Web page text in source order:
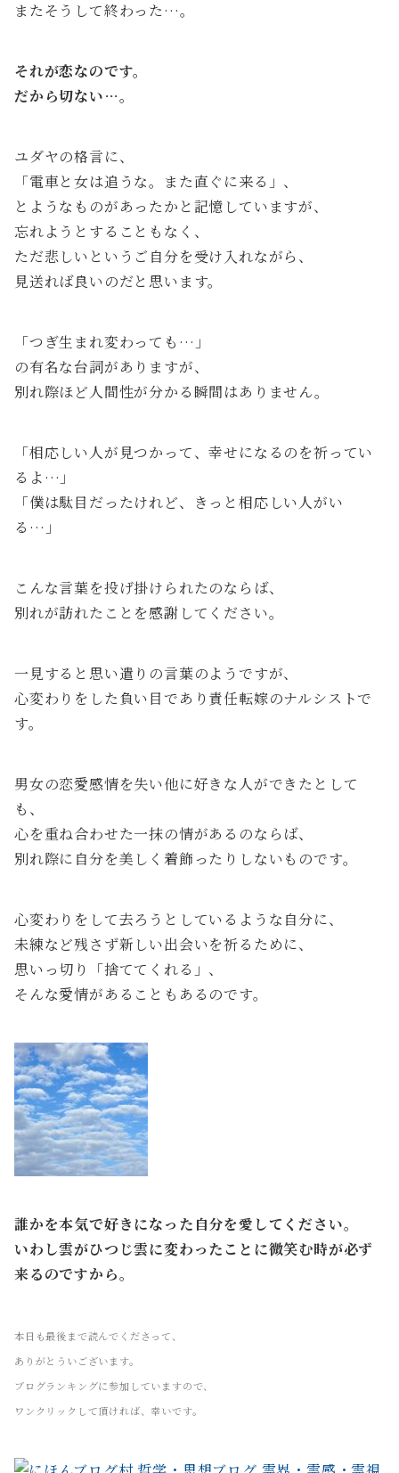
またそうして終わった…。
それが恋なのです。
だから切ない…。
ユダヤの格言に、
「電車と女は追うな。また直ぐに来る」、
とようなものがあったかと記憶していますが、
忘れようとすることもなく、
ただ悲しいというご自分を受け入れながら、
見送れば良いのだと思います。
「つぎ生まれ変わっても…」
の有名な台詞がありますが、
別れ際ほど人間性が分かる瞬間はありません。
「相応しい人が見つかって、幸せになるのを祈ってい
るよ…」
「僕は駄目だったけれど、きっと相応しい人がい
る…」
こんな言葉を投げ掛けられたのならば、
別れが訪れたことを感謝してください。
一見すると思い遣りの言葉のようですが、
心変わりをした負い目であり責任転嫁のナルシストで
す。
男女の恋愛感情を失い他に好きな人ができたとして
も、
心を重ね合わせた一抹の情があるのならば、
別れ際に自分を美しく着飾ったりしないものです。
心変わりをして去ろうとしているような自分に、
未練など残さず新しい出会いを祈るために、
思いっ切り「捨ててくれる」、
そんな愛情があることもあるのです。
誰かを本気で好きになった自分を愛してください。
いわし雲がひつじ雲に変わったことに微笑む時が必ず
来るのですから。
本日も最後まで読んでくださって、
ありがとういございます。
ブログランキングに参加していますので、
ワンクリックして頂ければ、幸いです。